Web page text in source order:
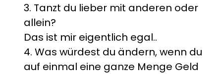
3. Tanzt du lieber mit anderen oder
allein?
Das ist mir eigentlich egal..
4. Was würdest du ändern, wenn du
auf einmal eine ganze Menge Geld